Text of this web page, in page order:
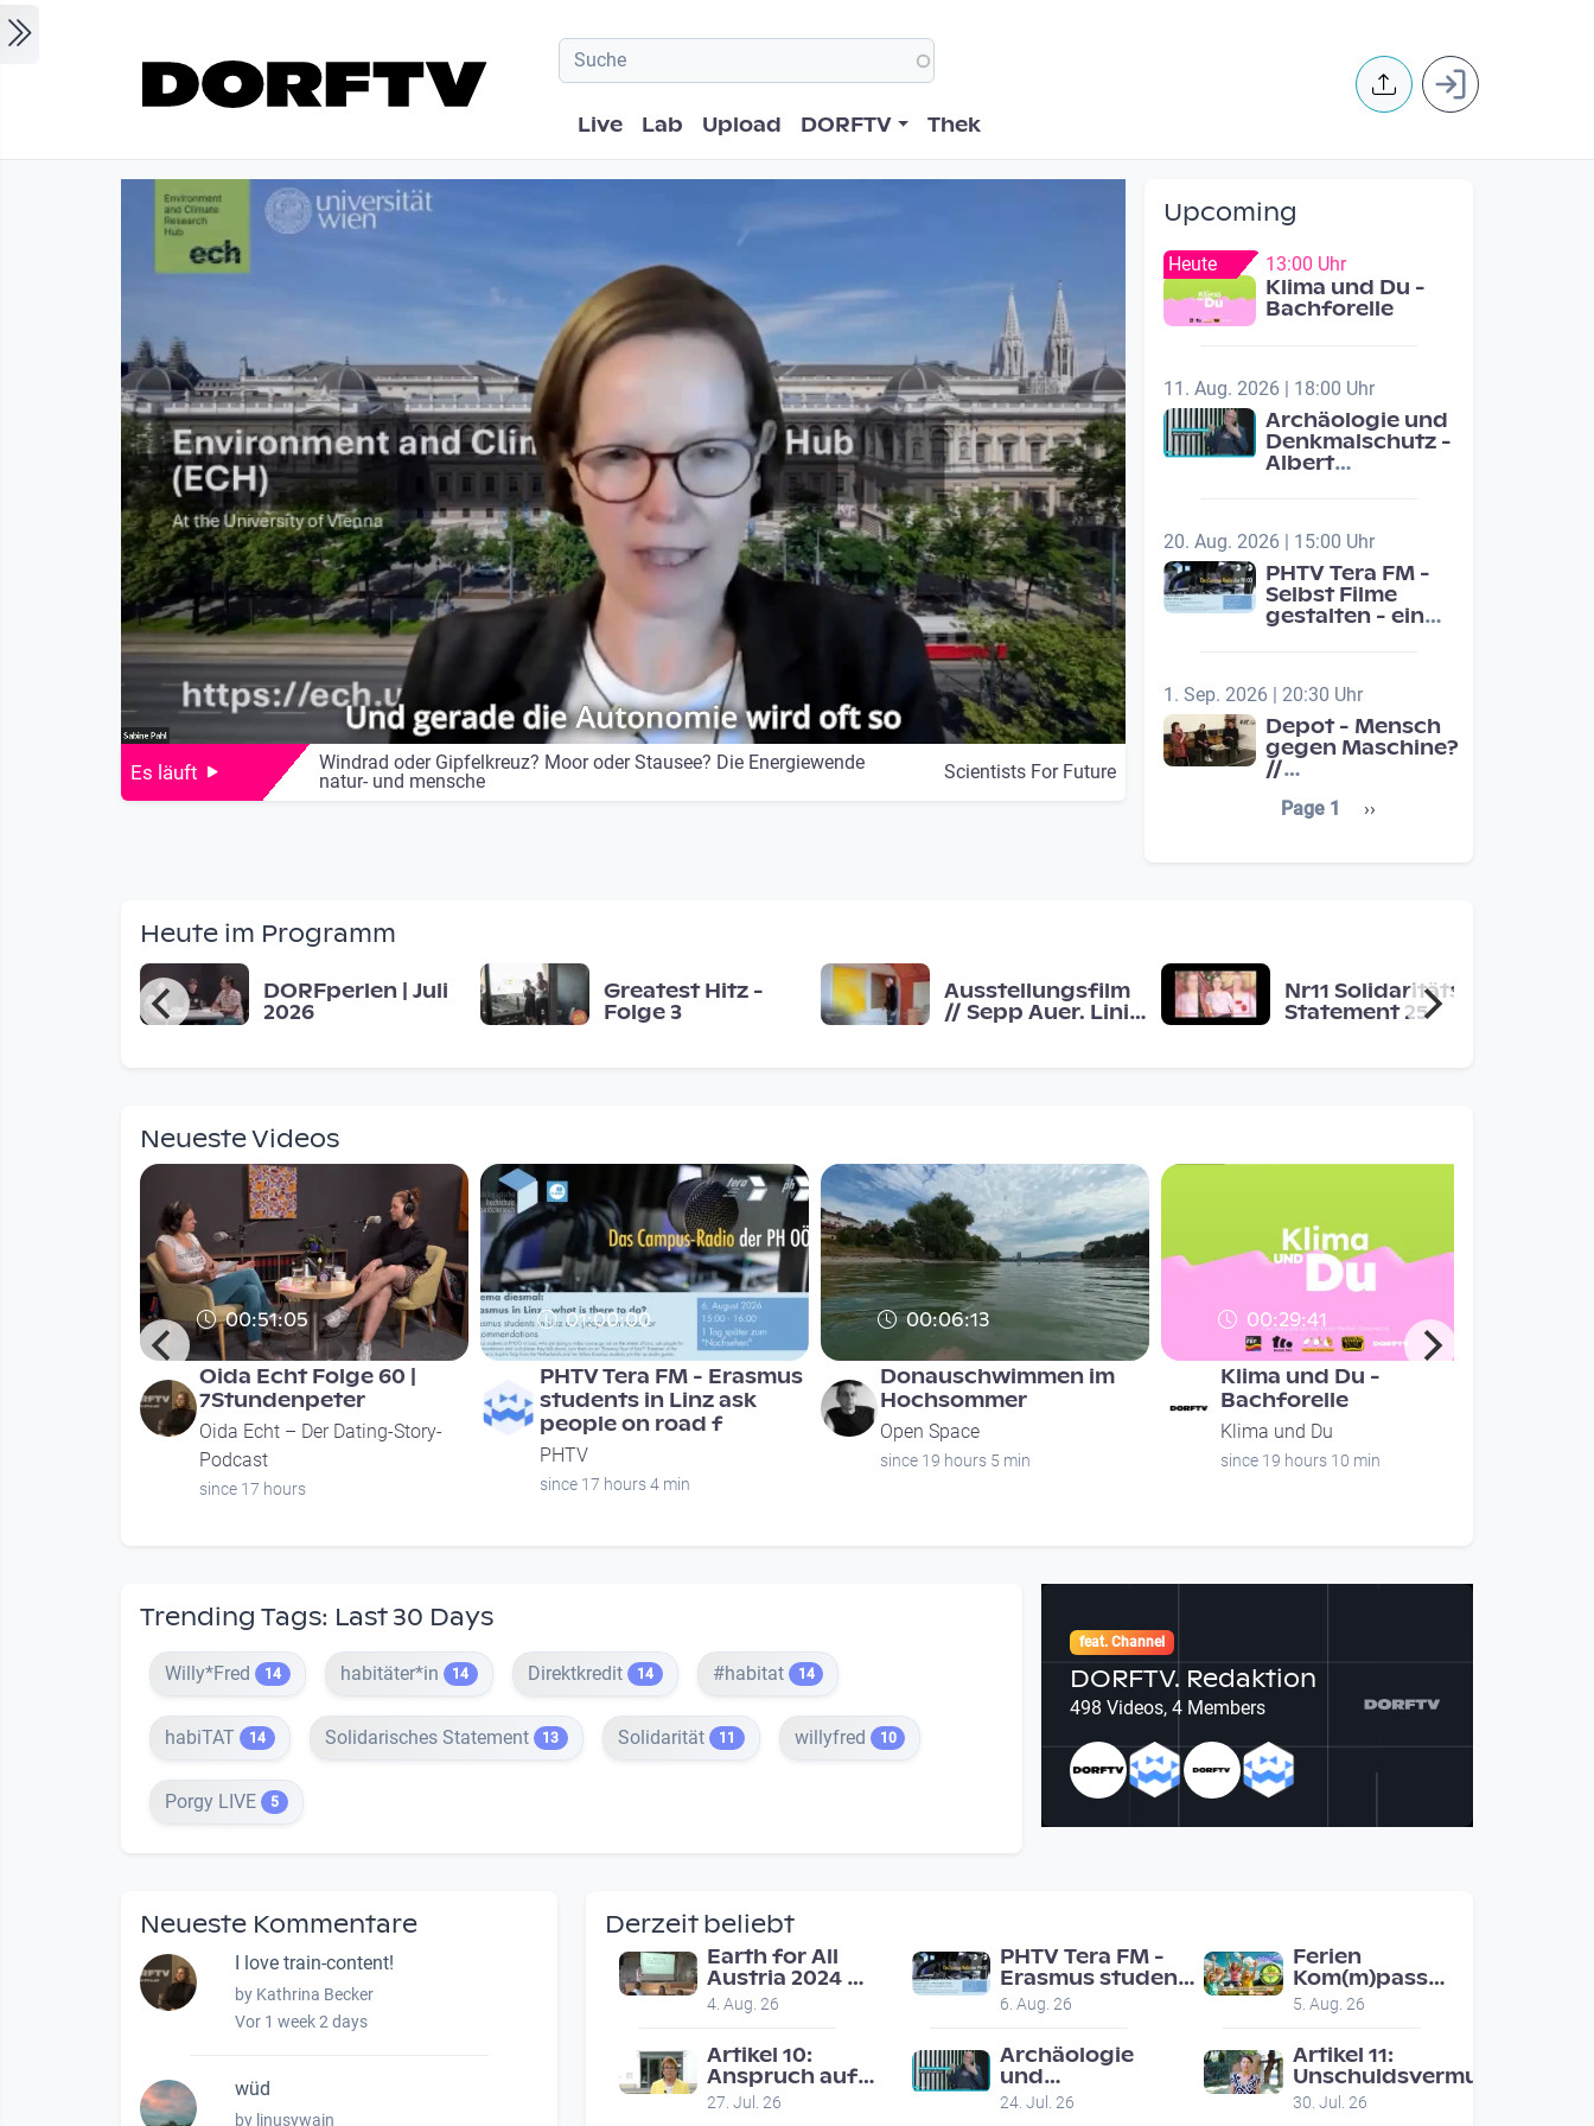
Hauptnavigation
Live Lab Upload DORFTV Thek
User
Es läuft
Windrad oder Gipfelkreuz? Moor oder Stausee? Die Energiewende
natur- und mensche
Scientists For Future
Upcoming
Heute 13:00 Uhr
Klima und Du -
Bachforelle
11. Aug. 2026 | 18:00 Uhr
Archäologie und
Denkmalschutz -
Albert
20. Aug. 2026 | 15:00 Uhr
PHTV Tera FM -
Selbst Filme
gestalten - ein
Schulentwicklung
1. Sep. 2026 | 20:30 Uhr
Depot - Mensch
gegen Maschine?
//
Übergänge /
Seitennummerierung
Page 1 Next page
››
Heute im Programm
DORFperlen | Juli
2026
Greatest Hitz -
Folge 3
Ausstellungsfilm
// Sepp Auer. Linie
Nr11 Solidaritäts-
Statement 25
Neueste Videos
00:51:05
Oida Echt Folge 60 |
7Stundenpeter
Oida Echt – Der Dating-Story-
Podcast
since 17 hours
01:00:00
PHTV Tera FM - Erasmus
students in Linz ask
people on road f
PHTV
since 17 hours 4 min
00:06:13
Donauschwimmen im
Hochsommer
Open Space
since 19 hours 5 min
00:29:41
Klima und Du -
Bachforelle
Klima und Du
since 19 hours 10 min
Trending Tags: Last 30 Days
Willy*Fred 14 habitäter*in 14 Direktkredit 14 #habitat 14
habiTAT 14 Solidarisches Statement 13 Solidarität 11 willyfred 10
Porgy LIVE 5
feat. Channel
DORFTV. Redaktion
498 Videos, 4 Members
Neueste Kommentare
I love train-content!
by Kathrina Becker
Vor 1 week 2 days
wüd
by linusywain
Derzeit beliebt
Earth for All
Austria 2024 |
Veranstaltung
am 8.7.2024
4. Aug. 26
PHTV Tera FM -
Erasmus students
in Linz ask people
on road for
recommendations
6. Aug. 26
Ferien
Kom(m)pass
Engerwitzdorf
Bunte
Hundestunde
5. Aug. 26
Artikel 10:
Anspruch auf
faires
27. Jul. 26
Archäologie
und
Denkmalschutz
24. Jul. 26
Artikel 11:
Unschuldsvermutung
30. Jul. 26